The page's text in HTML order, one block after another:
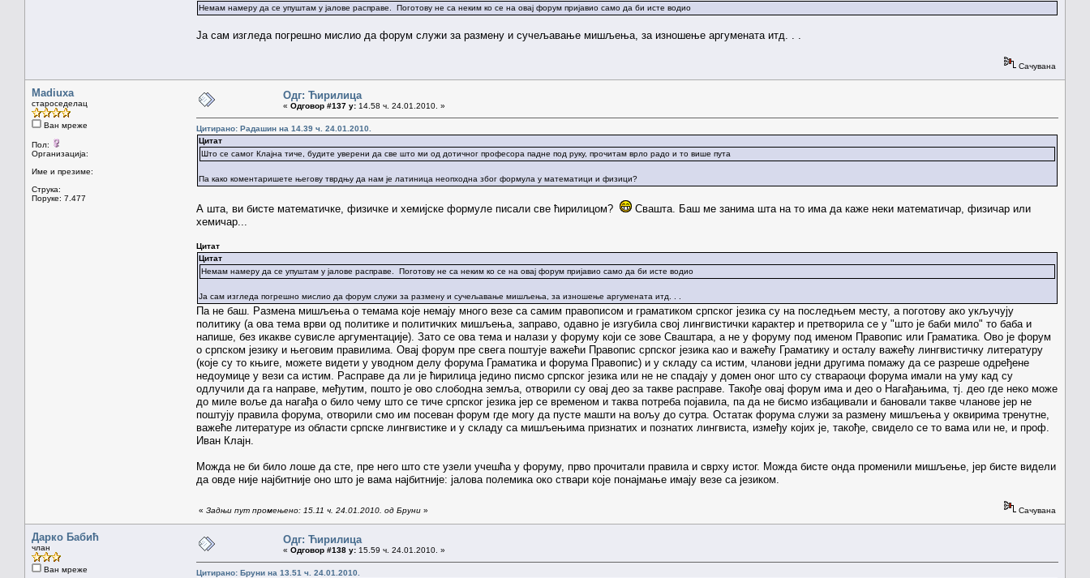
Немам намеру да се упуштам у јалове расправе. Поготову не са неким ко се на овај форум пријавио само да би исте водио
Ја сам изгледа погрешно мислио да форум служи за размену и сучељавање мишљења, за изношење аргумената итд. . .
Сачувана
Madiuxa
староседелац
Ван мреже
Пол:
Организација:
Име и презиме:
Струка:
Поруке: 7.477
Одг: Ћирилица
« Одговор #137 у: 14.58 ч. 24.01.2010. »
Цитирано: Радашин на 14.39 ч. 24.01.2010.
Цитат
Што се самог Клајна тиче, будите уверени да све што ми од дотичног професора падне под руку, прочитам врло радо и то више пута
Па како коментаришете његову тврдњу да нам је латиница неопходна због формула у математици и физици?
А шта, ви бисте математичке, физичке и хемијске формуле писали све ћирилицом?
Свашта. Баш ме занима шта на то има да каже неки математичар, физичар или
хемичар...
Цитат
Цитат
Немам намеру да се упуштам у јалове расправе. Поготову не са неким ко се на овај форум пријавио само да би исте водио
Ја сам изгледа погрешно мислио да форум служи за размену и сучељавање мишљења, за изношење аргумената итд. . .
Па не баш. Размена мишљења о темама које немају много везе са самим правописом и граматиком српског језика су на последњем месту, а поготову ако укључују
политику (а ова тема врви од политике и политичких мишљења, заправо, одавно је изгубила свој лингвистички карактер и претворила се у "што је баби мило" то баба и
напише, без икакве сувисле аргументације). Зато се ова тема и налази у форуму који се зове Сваштара, а не у форуму под именом Правопис или Граматика. Ово је форум
о српском језику и његовим правилима. Овај форум пре свега поштује важећи Правопис српског језика као и важећу Граматику и осталу важећу лингвистичку литературу
(које су то књиге, можете видети у уводном делу форума Граматика и форума Правопис) и у складу са истим, чланови једни другима помажу да се разреше одређене
недоумице у вези са истим. Расправе да ли је ћирилица једино писмо српског језика или не не спадају у домен оног што су ствараоци форума имали на уму кад су
одлучили да га направе, међутим, пошто је ово слободна земља, отворили су овај део за такве расправе. Такође овај форум има и део о Нагађањима, тј. део где неко може
до миле воље да нагађа о било чему што се тиче српског језика јер се временом и таква потреба појавила, па да не бисмо избацивали и бановали такве чланове јер не
поштују правила форума, отворили смо им посеван форум где могу да пусте машти на вољу до сутра. Остатак форума служи за размену мишљења у оквирима тренутне,
важеће литературе из области српске лингвистике и у складу са мишљењима признатих и познатих лингвиста, између којих је, такође, свидело се то вама или не, и проф.
Иван Клајн.
Можда не би било лоше да сте, пре него што сте узели учешћа у форуму, прво прочитали правила и сврху истог. Можда бисте онда променили мишљење, јер бисте видели
да овде није најбитније оно што је вама најбитније: јалова полемика око ствари које понајмање имају везе са језиком.
« Задњи пут промењено: 15.11 ч. 24.01.2010. од Бруни » Сачувана
Дарко Бабић
члан
Ван мреже
Одг: Ћирилица
« Одговор #138 у: 15.59 ч. 24.01.2010. »
Цитирано: Бруни на 13.51 ч. 24.01.2010.